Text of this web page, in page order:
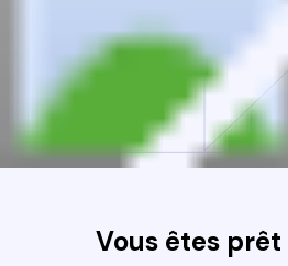
Vous êtes